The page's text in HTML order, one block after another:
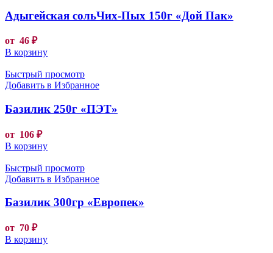
Адыгейская сольЧих-Пых 150г «Дой Пак»
от 46 ₽
В корзину
Быстрый просмотр
Добавить в Избранное
Базилик 250г «ПЭТ»
от 106 ₽
В корзину
Быстрый просмотр
Добавить в Избранное
Базилик 300гр «Европек»
от 70 ₽
В корзину